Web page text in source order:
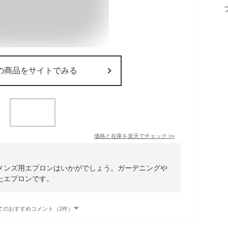
商品をサイトでみる
価格と在庫を楽天でチェック >>
ズ用エプロンはいかがでしょう。ガーデニングや
プロンです。
のおすすめコメント（2件）